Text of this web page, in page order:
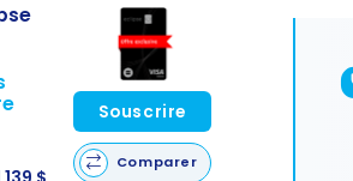
Souscrire
Comparer